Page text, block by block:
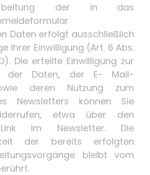
der in das
Daten erfolgt ausschließlich
Ihrer Einwilligung (Art. 6 Abs.
Die erteilte Einwilligung zur
der Daten, der E- Mail-
deren Nutzung zum
Newsletters können Sie
etwa über den
Link im Newsletter. Die
der bereits erfolgten
bleibt vom